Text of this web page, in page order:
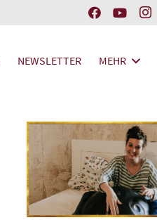
NEWSLETTER MEHR